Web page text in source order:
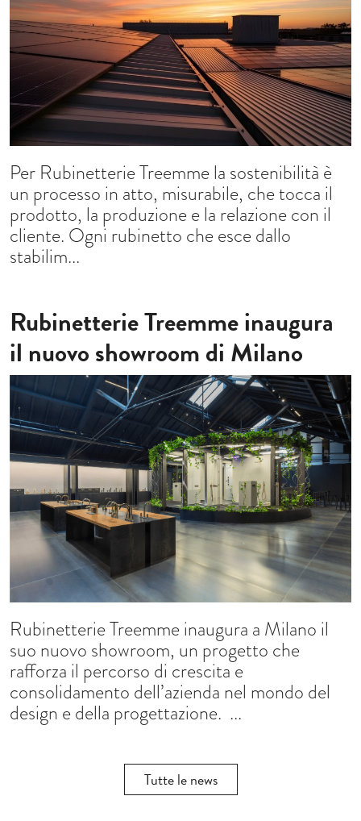
Per Rubinetterie Treemme la sostenibilità è
un processo in atto, misurabile, che tocca il
prodotto, la produzione e la relazione con il
cliente. Ogni rubinetto che esce dallo
stabilim...
Rubinetterie Treemme inaugura
il nuovo showroom di Milano
Rubinetterie Treemme inaugura a Milano il
suo nuovo showroom, un progetto che
rafforza il percorso di crescita e
consolidamento dell’azienda nel mondo del
design e della progettazione. ...
Tutte le news